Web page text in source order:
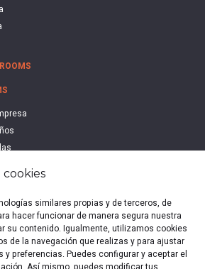
Rooms 2021
cookies
similares propias y de terceros, de
hacer funcionar de manera segura nuestra
su contenido. Igualmente, utilizamos cookies
de la navegación que realizas y para ajustar
preferencias. Puedes configurar y aceptar el